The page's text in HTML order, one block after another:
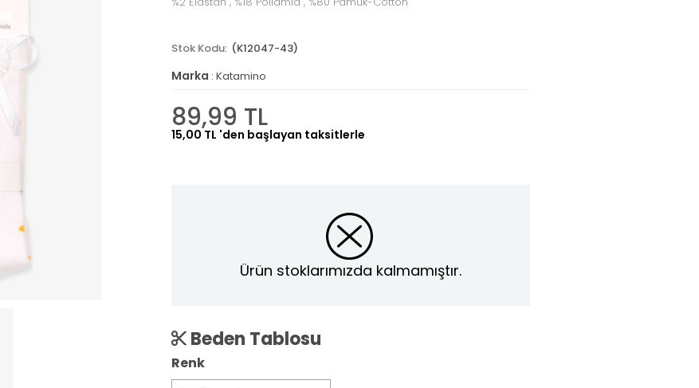
(K12047-43)
Marka : Katamino
89,99 TL
15,00 TL 'den başlayan taksitlerle
Ürün stoklarımızda kalmamıştır.
Beden Tablosu
Renk